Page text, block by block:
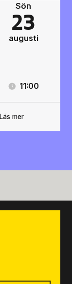
Sön
23
augusti
11:00
Läs mer